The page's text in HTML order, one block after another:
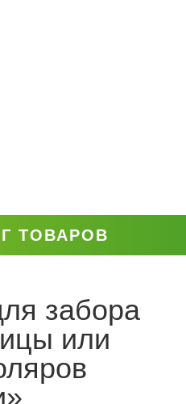
ТОВАРОВ
забора
или